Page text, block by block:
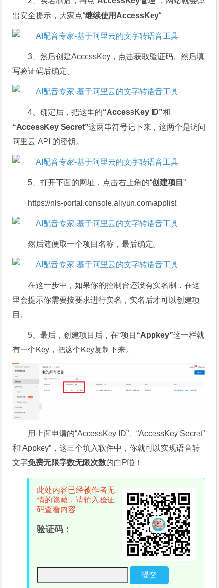
出安全提示，大家点“继续使用AccessKey“
3、然后创建AccessKey，点击获取验证码。然后填
写验证码后确定。
4、确定后，把这里的“AccessKey ID”和
“AccessKey Secret”这两串符号记下来，这两个是访问
阿里云 API 的密钥。
5、打开下面的网址，点击右上角的“创建项目”
https://nls-portal.console.aliyun.com/applist
然后随便取一个项目名称，最后确定。
在这一步中，如果你的控制台还没有实名制，在这
里会提示你需要按要求进行实名，实名后才可以创建项
目。
5、最后，创建项目后，在“项目 “Appkey”这一栏就
有一个Key，把这个Key复制下来。
用上面申请的“AccessKey ID”、“AccessKey Secret”
和“Appkey”，这三个填入软件中，你就可以实现语音转
文字免费无限字数无限次数的白P啦！
此处内容已经被作者无
情的隐藏，请输入验证
码查看内容
验证码：